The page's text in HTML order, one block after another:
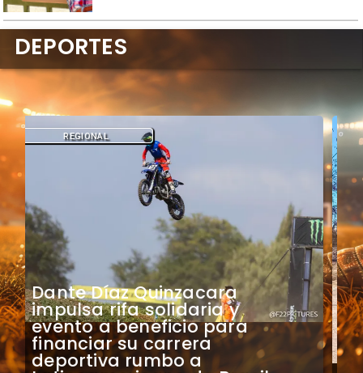
​Ciclistas tierramarillanos
representarán a Atacama en
final nacional de los Juegos
Deportivos Escolares
REGIONAL
DEPORTES